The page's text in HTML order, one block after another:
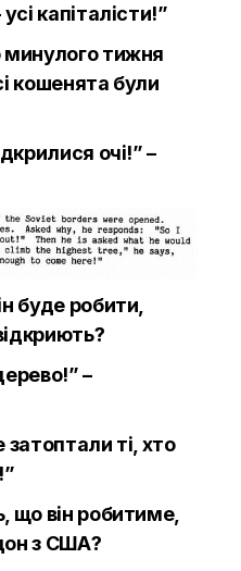
капіталісти!”
тижня
кошенята були
очі!” –
буде робити,
–
ті, хто
що він робитиме,
з США?